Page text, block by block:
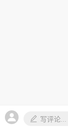
写评论...